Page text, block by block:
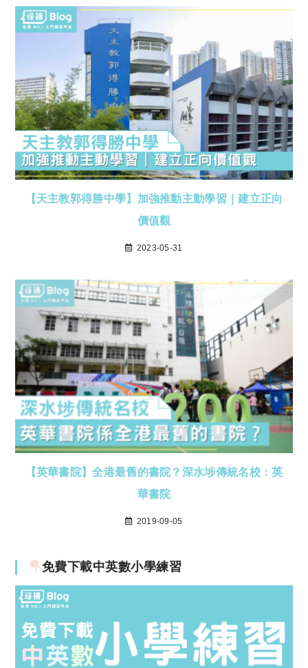
【天主教郭得勝中學】加強推動主動學習｜建立正向
價值觀
2023-05-31
【英華書院】全港最舊的書院？深水埗傳統名校：英
華書院
2019-09-05
免費下載中英數小學練習